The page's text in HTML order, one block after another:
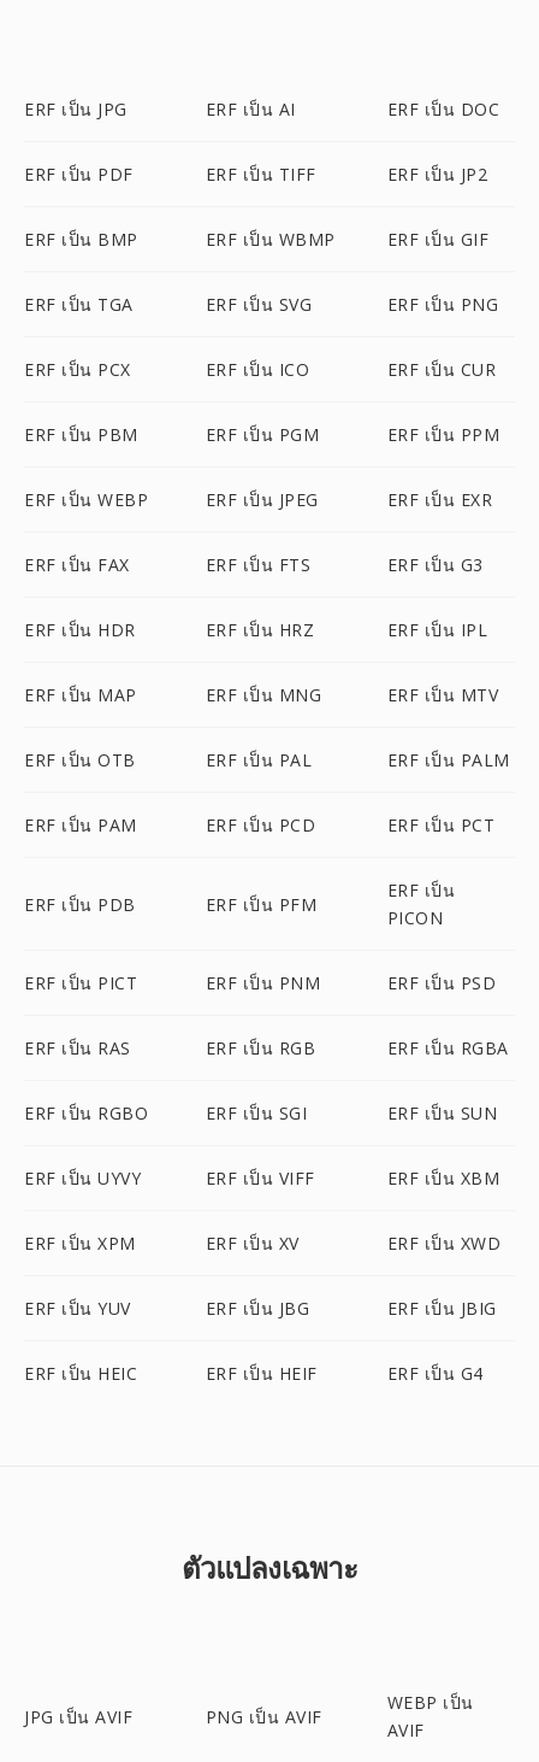
ERF เป็น JPG ERF เป็น AI ERF เป็น DOC
ERF เป็น PDF ERF เป็น TIFF ERF เป็น JP2
ERF เป็น BMP ERF เป็น WBMP ERF เป็น GIF
ERF เป็น TGA ERF เป็น SVG ERF เป็น PNG
ERF เป็น PCX ERF เป็น ICO ERF เป็น CUR
ERF เป็น PBM ERF เป็น PGM ERF เป็น PPM
ERF เป็น WEBP ERF เป็น JPEG ERF เป็น EXR
ERF เป็น FAX ERF เป็น FTS ERF เป็น G3
ERF เป็น HDR ERF เป็น HRZ ERF เป็น IPL
ERF เป็น MAP ERF เป็น MNG ERF เป็น MTV
ERF เป็น OTB ERF เป็น PAL ERF เป็น PALM
ERF เป็น PAM ERF เป็น PCD ERF เป็น PCT
ERF เป็น PDB ERF เป็น PFM
ERF เป็น
PICON
ERF เป็น PICT ERF เป็น PNM ERF เป็น PSD
ERF เป็น RAS ERF เป็น RGB ERF เป็น RGBA
ERF เป็น RGBO ERF เป็น SGI ERF เป็น SUN
ERF เป็น UYVY ERF เป็น VIFF ERF เป็น XBM
ERF เป็น XPM ERF เป็น XV ERF เป็น XWD
ERF เป็น YUV ERF เป็น JBG ERF เป็น JBIG
ERF เป็น HEIC ERF เป็น HEIF ERF เป็น G4
ตัวแปลงเฉพาะ
JPG เป็น AVIF PNG เป็น AVIF
WEBP เป็น
AVIF